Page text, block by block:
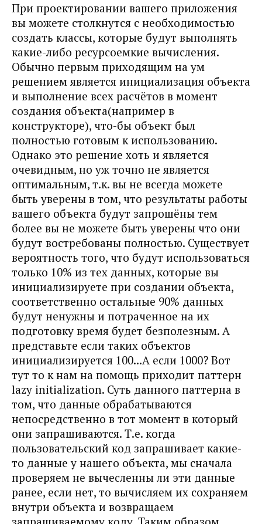
При проектировании вашего приложения
вы можете столкнутся с необходимостью
создать классы, которые будут выполнять
какие-либо ресурсоемкие вычисления.
Обычно первым приходящим на ум
решением является инициализация объекта
и выполнение всех расчётов в момент
создания объекта(например в
конструкторе), что-бы объект был
полностью готовым к использованию.
Однако это решение хоть и является
очевидным, но уж точно не является
оптимальным, т.к. вы не всегда можете
быть уверены в том, что результаты работы
вашего объекта будут запрошёны тем
более вы не можете быть уверены что они
будут востребованы полностью. Существует
вероятность того, что будут использоваться
только 10% из тех данных, которые вы
инициализируете при создании объекта,
соответственно остальные 90% данных
будут ненужны и потраченное на их
подготовку время будет безполезным. А
представьте если таких объектов
инициализируется 100...А если 1000? Вот
тут то к нам на помощь приходит паттерн
lazy initialization. Суть данного паттерна в
том, что данные обрабатываются
непосредственно в тот момент в который
они запрашиваются. Т.е. когда
пользовательский код запрашивает какие-
то данные у нашего объекта, мы сначала
проверяем не вычесленны ли эти данные
ранее, если нет, то вычисляем их сохраняем
внутри объекта и возвращаем